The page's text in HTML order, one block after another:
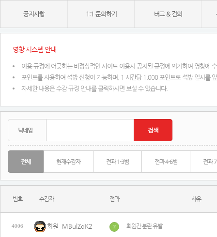
공지사항 1:1 문의하기 버그 & 건의
영창 시스템 안내
이용 규정에 어긋하는 비정상적인 사이트 이용시 공지된 규정에 의거하여 영창에
포인트를 사용하여 석방 신청이 가능하며, 1 시간당 1,000 포인트로 석방 일시를
자세한 내용은 수감 규정 안내를 클릭하시면 보실 수 있습니다.
전체 현재수감자 전과 1-3범 전과 4-6범 전과
번호 수감자 전과 사유
4006 회원_MBulZdK2 2 회원간 분란 유발